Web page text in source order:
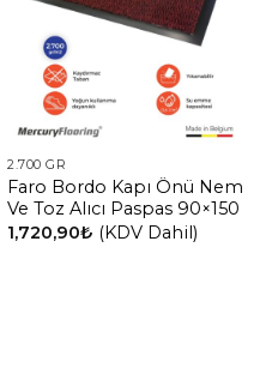
2.700 GR
Faro Bordo Kapı Önü Nem
Ve Toz Alıcı Paspas 90×150
1,720,90₺ (KDV Dahil)